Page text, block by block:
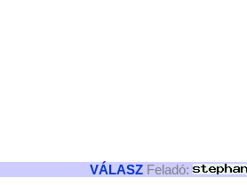
VÁLASZ Feladó: